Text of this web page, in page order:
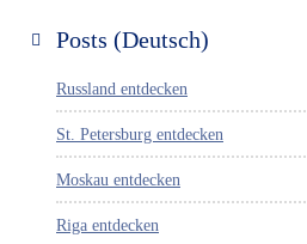
Posts (Deutsch)
Russland entdecken
St. Petersburg entdecken
Moskau entdecken
Riga entdecken